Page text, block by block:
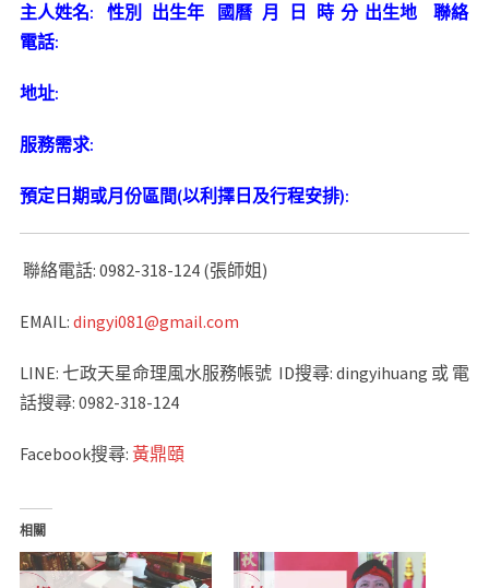
主人姓名: 性別 出生年 國曆 月 日 時 分 出生地
聯絡
電話:
地址:
服務需求:
預定日期或月份區間(以利擇日及行程安排):
聯絡電話: 0982-318-124 (張師姐)
EMAIL: dingyi081@gmail.com
LINE: 七政天星命理風水服務帳號 ID搜尋: dingyihuang 或 電
話搜尋: 0982-318-124
Facebook搜尋: 黃鼎頤
相關